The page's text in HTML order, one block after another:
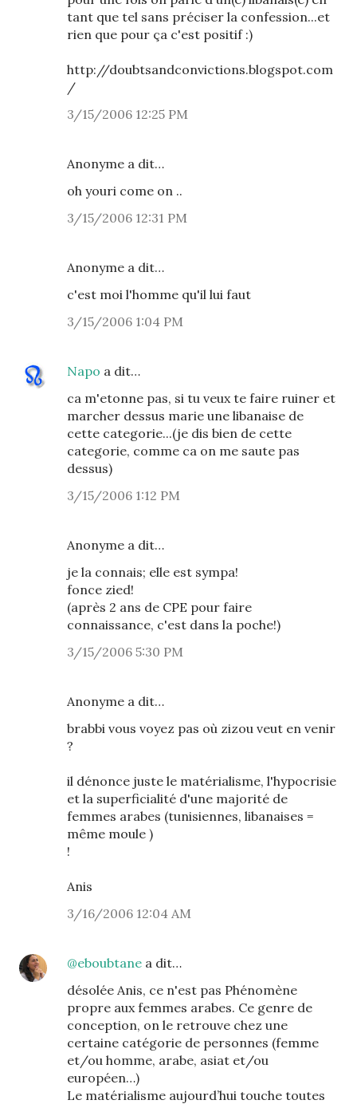
tant que tel sans préciser la confession...et
rien que pour ça c'est positif :)
http://doubtsandconvictions.blogspot.com
/
3/15/2006 12:25 PM
Anonyme a dit…
oh youri come on ..
3/15/2006 12:31 PM
Anonyme a dit…
c'est moi l'homme qu'il lui faut
3/15/2006 1:04 PM
Napo a dit…
ca m'etonne pas, si tu veux te faire ruiner et
marcher dessus marie une libanaise de
cette categorie...(je dis bien de cette
categorie, comme ca on me saute pas
dessus)
3/15/2006 1:12 PM
Anonyme a dit…
je la connais; elle est sympa!
fonce zied!
(après 2 ans de CPE pour faire
connaissance, c'est dans la poche!)
3/15/2006 5:30 PM
Anonyme a dit…
brabbi vous voyez pas où zizou veut en venir
?
il dénonce juste le matérialisme, l'hypocrisie
et la superficialité d'une majorité de
femmes arabes (tunisiennes, libanaises =
même moule )
!
Anis
3/16/2006 12:04 AM
@eboubtane a dit…
désolée Anis, ce n'est pas Phénomène
propre aux femmes arabes. Ce genre de
conception, on le retrouve chez une
certaine catégorie de personnes (femme
et/ou homme, arabe, asiat et/ou
européen…)
Le matérialisme aujourd’hui touche toutes